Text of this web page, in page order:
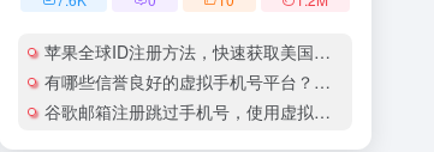
苹果全球ID注册方法，快速获取美国地区苹果账号
有哪些信誉良好的虚拟手机号平台？有哪些平台提供国际虚拟手机号服务？
谷歌邮箱注册跳过手机号，使用虚拟手机号注册谷歌邮箱安全吗？